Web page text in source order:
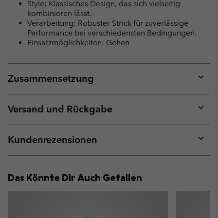
Style: Klassisches Design, das sich vielseitig
kombinieren lässt.
Verarbeitung: Robuster Strick für zuverlässige
Performance bei verschiedensten Bedingungen.
Einsatzmöglichkeiten: Gehen
Zusammensetzung
or
Versand und Rückgabe
or
Kundenrezensionen
or
Das Könnte Dir Auch Gefallen